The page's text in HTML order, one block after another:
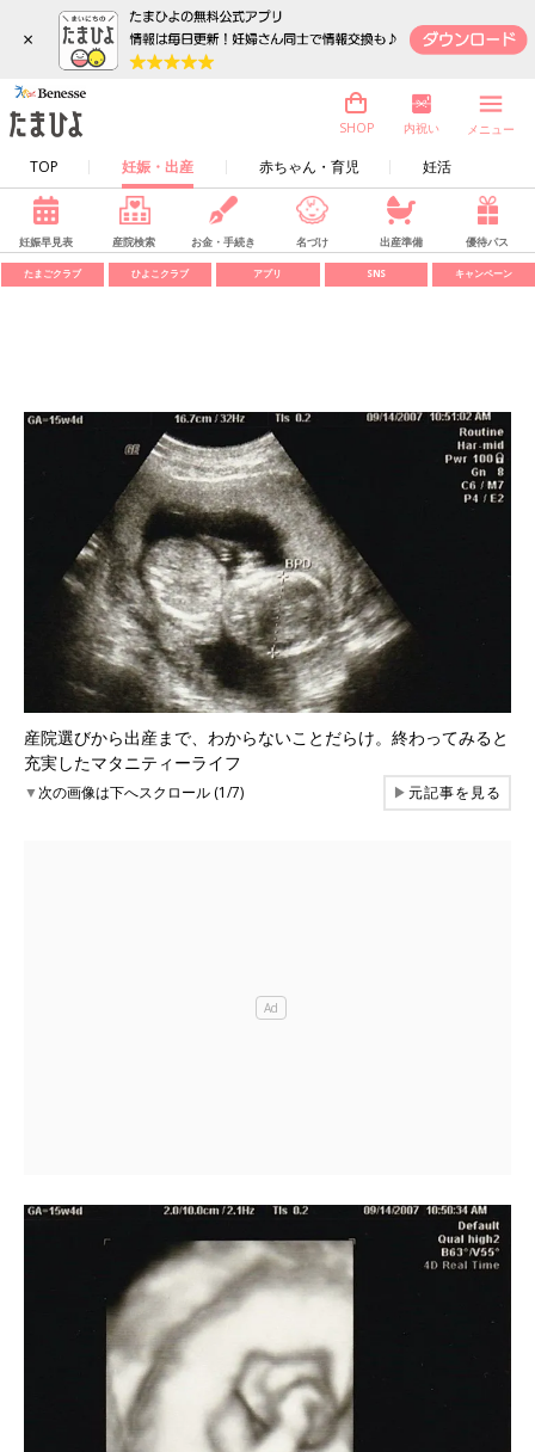
×
TOP 妊娠・出産 赤ちゃん・育児 妊活
SHOP 内祝い メニュー
妊娠早見表 産院検索 お金・手続き 名づけ 出産準備 優待パス
たまごクラブ ひよこクラブ アプリ SNS キャンペーン
産院選びから出産まで、わからないことだらけ。終わってみると
充実したマタニティーライフ
▼次の画像は下へスクロール (1/7) ▶元記事を見る